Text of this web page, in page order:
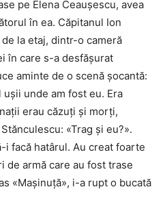
pe Elena Ceauşescu, avea
în ea. Căpitanul Ion
la etaj, dintr-o cameră
în care s-a desfăşurat
aminte de o scenă şocantă:
uşii unde am fost eu. Era
erau căzuţi şi morţi,
«Trag şi eu?».
i facă hatârul. Au creat foarte
de armă care au fost trase
«Maşinuţă», i-a rupt o bucată